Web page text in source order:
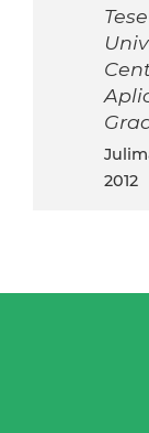
Julimari Aparecida Bonvechio de Oliveira,
2012